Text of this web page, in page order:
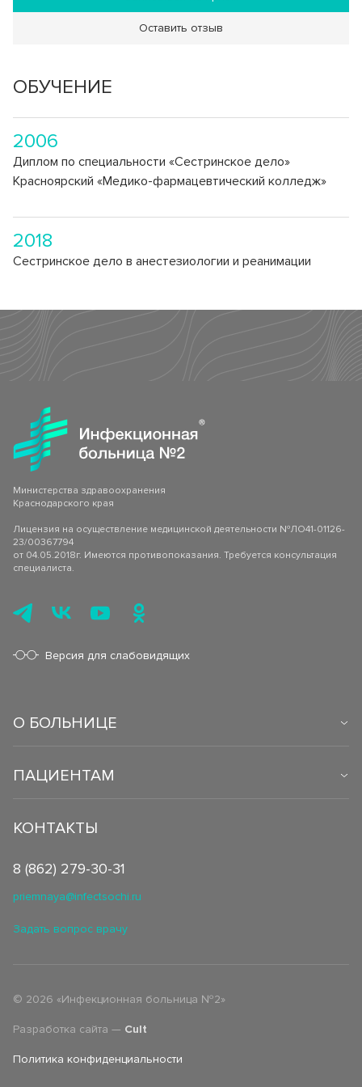
Оставить отзыв
ОБУЧЕНИЕ
2006
Диплом по специальности «Сестринское дело»
Красноярский «Медико-фармацевтический колледж»
2018
Сестринское дело в анестезиологии и реанимации
Министерства здравоохранения
Краснодарского края
Лицензия на осуществление медицинской деятельности №ЛО41-01126-
23/00367794
от 04.05.2018г. Имеются противопоказания. Требуется консультация
специалиста.
Версия для слабовидящих
О БОЛЬНИЦЕ
ПАЦИЕНТАМ
КОНТАКТЫ
8 (862) 279-30-31
priemnaya@infectsochi.ru
Задать вопрос врачу
© 2026 «Инфекционная больница №2»
Разработка сайта — Cult
Политика конфиденциальности
Клинико-диагностическая лаборатория (КДЛ)
Как сообщить об отсутствии медицинского документа